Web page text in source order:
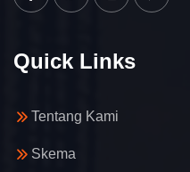
Quick Links
Tentang Kami
Skema